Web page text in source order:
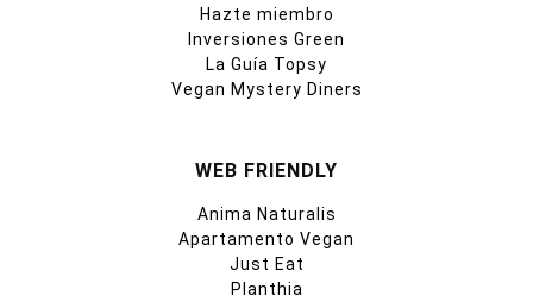
Hazte miembro
Inversiones Green
La Guía Topsy
Vegan Mystery Diners
WEB FRIENDLY
Anima Naturalis
Apartamento Vegan
Just Eat
Planthia